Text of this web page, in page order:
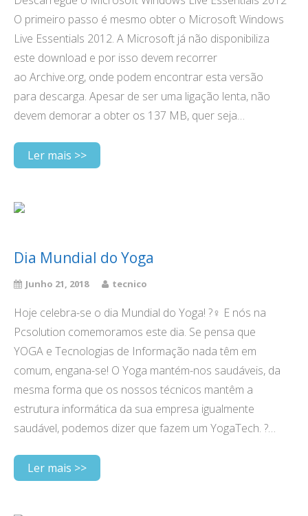
O primeiro passo é mesmo obter o Microsoft Windows
Live Essentials 2012. A Microsoft já não disponibiliza
este download e por isso devem recorrer
ao Archive.org, onde podem encontrar esta versão
para descarga. Apesar de ser uma ligação lenta, não
devem demorar a obter os 137 MB, quer seja…
Ler mais >>
Dia Mundial do Yoga
Junho 21, 2018 tecnico
Hoje celebra-se o dia Mundial do Yoga! ?‍♀️ E nós na
Pcsolution comemoramos este dia. Se pensa que
YOGA e Tecnologias de Informação nada têm em
comum, engana-se! O Yoga mantém-nos saudáveis, da
mesma forma que os nossos técnicos mantêm a
estrutura informática da sua empresa igualmente
saudável, podemos dizer que fazem um YogaTech. ?…
Ler mais >>